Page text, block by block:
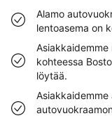
Alamo
lentoasema on
kohteessa
löytää.